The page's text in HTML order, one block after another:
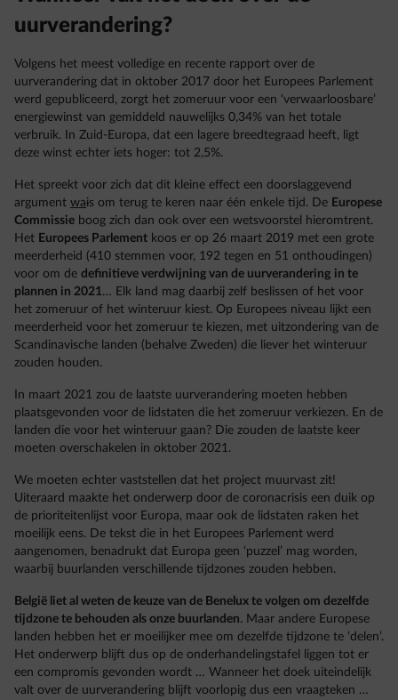
uurverandering?
Volgens het meest volledige en recente rapport over de
uurverandering dat in oktober 2017 door het Europees Parlement
werd gepubliceerd, zorgt het zomeruur voor een ‘verwaarloosbare’
energiewinst van gemiddeld nauwelijks 0,34% van het totale
verbruik. In Zuid-Europa, dat een lagere breedtegraad heeft, ligt
deze winst echter iets hoger: tot 2,5%.
Het spreekt voor zich dat dit kleine effect een doorslaggevend
argument wais om terug te keren naar één enkele tijd. De Europese
Commissie boog zich dan ook over een wetsvoorstel hieromtrent.
Het Europees Parlement koos er op 26 maart 2019 met een grote
meerderheid (410 stemmen voor, 192 tegen en 51 onthoudingen)
voor om de definitieve verdwijning van de uurverandering in te
plannen in 2021 … Elk land mag daarbij zelf beslissen of het voor
het zomeruur of het winteruur kiest. Op Europees niveau lijkt een
meerderheid voor het zomeruur te kiezen, met uitzondering van de
Scandinavische landen (behalve Zweden) die liever het winteruur
zouden houden.
In maart 2021 zou de laatste uurverandering moeten hebben
plaatsgevonden voor de lidstaten die het zomeruur verkiezen. En de
landen die voor het winteruur gaan? Die zouden de laatste keer
moeten overschakelen in oktober 2021.
We moeten echter vaststellen dat het project muurvast zit!
Uiteraard maakte het onderwerp door de coronacrisis een duik op
de prioriteitenlijst voor Europa, maar ook de lidstaten raken het
moeilijk eens. De tekst die in het Europees Parlement werd
aangenomen, benadrukt dat Europa geen ‘puzzel’ mag worden,
waarbij buurlanden verschillende tijdzones zouden hebben.
België liet al weten de keuze van de Benelux te volgen om dezelfde
tijdzone te behouden als onze buurlanden. Maar andere Europese
landen hebben het er moeilijker mee om dezelfde tijdzone te ‘delen’.
Het onderwerp blijft dus op de onderhandelingstafel liggen tot er
een compromis gevonden wordt … Wanneer het doek uiteindelijk
valt over de uurverandering blijft voorlopig dus een vraagteken …